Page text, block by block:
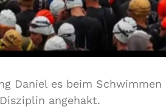
Daniel es beim Schwimmen
angehakt.